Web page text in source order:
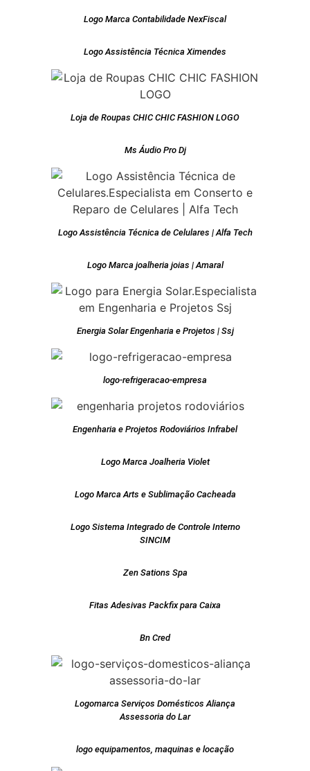
Logo Marca Contabilidade NexFiscal
Logo Assistência Técnica Ximendes
Loja de Roupas CHIC CHIC FASHION LOGO
Ms Áudio Pro Dj
Logo Assistência Técnica de Celulares | Alfa Tech
Logo Marca joalheria joias | Amaral
Energia Solar Engenharia e Projetos | Ssj
logo-refrigeracao-empresa
Engenharia e Projetos Rodoviários Infrabel
Logo Marca Joalheria Violet
Logo Marca Arts e Sublimação Cacheada
Logo Sistema Integrado de Controle Interno
SINCIM
Zen Sations Spa
Fitas Adesivas Packfix para Caixa
Bn Cred
Logomarca Serviços Domésticos Aliança
Assessoria do Lar
logo equipamentos, maquinas e locação